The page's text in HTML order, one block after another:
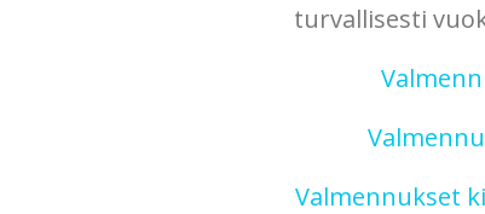
turvallisesti
Valmennukset